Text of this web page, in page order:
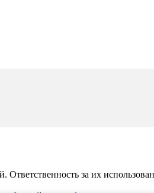
за их